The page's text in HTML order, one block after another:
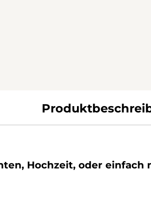
Hochzeit, oder einfach